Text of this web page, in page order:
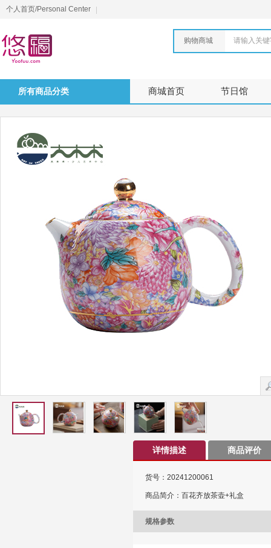
个人首页/Personal Center
购物商城 请输入关
所有商品分类 商城首页 节日馆
详情描述 商品评价
货号：20241200061
商品简介：百花齐放茶壶+礼盒
规格参数